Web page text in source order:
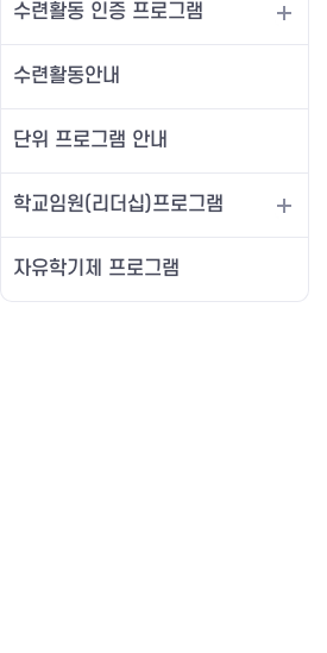
수련활동 인증 프로그램
수련활동안내
단위 프로그램 안내
학교임원(리더십)프로그램
자유학기제 프로그램